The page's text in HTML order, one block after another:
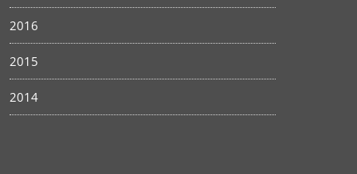
2016
2015
2014